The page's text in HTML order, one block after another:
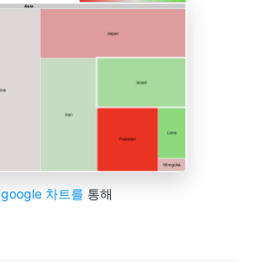
google 차트를 통해